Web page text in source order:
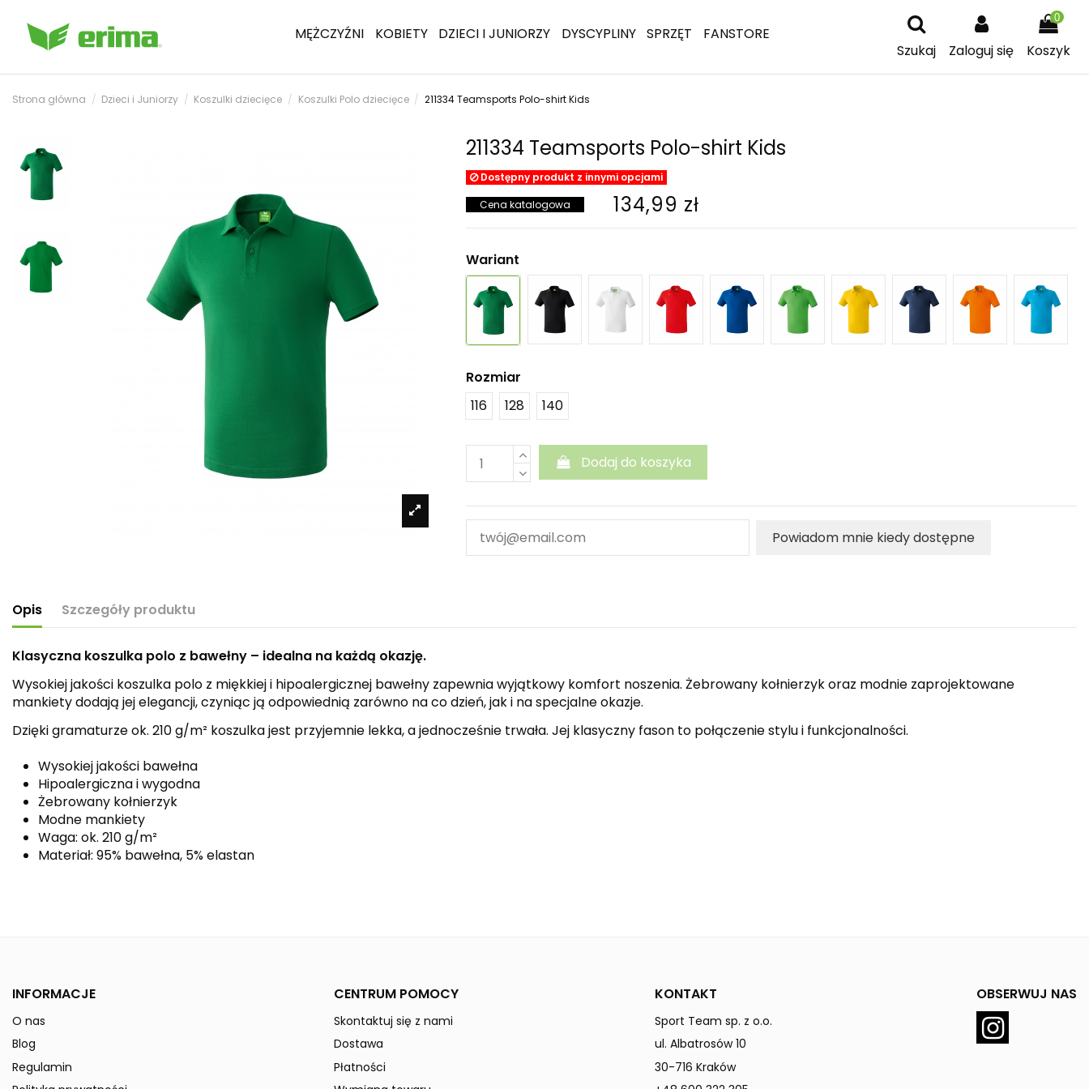
MĘŻCZYŹNI KOBIETY DZIECI I JUNIORZY DYSCYPLINY SPRZĘT
FANSTORE
Szukaj
Zaloguj się
0
Koszyk
Strona główna Dzieci i Juniorzy Koszulki dziecięce Koszulki Polo dziecięce 211334 Teamsports Polo-shirt Kids
211334 Teamsports Polo-shirt Kids
Dostępny produkt z innymi opcjami
Cena katalogowa 134,99 zł
Wariant
Rozmiar
116
128 140
Dodaj do koszyka
Powiadom mnie kiedy dostępne
Opis Szczegóły produktu
Klasyczna koszulka polo z bawełny – idealna na każdą okazję.
Wysokiej jakości koszulka polo z miękkiej i hipoalergicznej bawełny zapewnia wyjątkowy komfort noszenia. Żebrowany kołnierzyk oraz modnie zaprojektowane
mankiety dodają jej elegancji, czyniąc ją odpowiednią zarówno na co dzień, jak i na specjalne okazje.
Dzięki gramaturze ok. 210 g/m² koszulka jest przyjemnie lekka, a jednocześnie trwała. Jej klasyczny fason to połączenie stylu i funkcjonalności.
Wysokiej jakości bawełna
Hipoalergiczna i wygodna
Żebrowany kołnierzyk
Modne mankiety
Waga: ok. 210 g/m²
Materiał: 95% bawełna, 5% elastan
W magazynie
» Podmiot odpowiedzialny
INFORMACJE
O nas
Blog
Regulamin
CENTRUM POMOCY
Skontaktuj się z nami
Dostawa
Płatności
KONTAKT
Sport Team sp. z o.o.
ul. Albatrosów 10
30-716 Kraków
OBSERWUJ NAS